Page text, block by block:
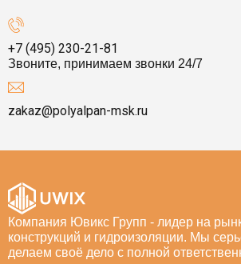
+7 (495) 230-21-81
Звоните, принимаем звонки 24/7
zakaz@polyalpan-msk.ru
Компания Ювикс Групп - лидер на
конструкций и гидроизоляции. Мы
делаем своё дело с полной